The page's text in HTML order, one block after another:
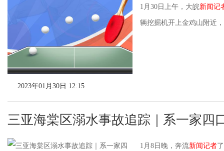
1月30日上午，大皖新闻记
辆挖掘机开上金鸡山附近
2023年01月30日 12:15
三亚海棠区溺水事故追踪｜系一家四
1月8日晚，奔流新闻记者